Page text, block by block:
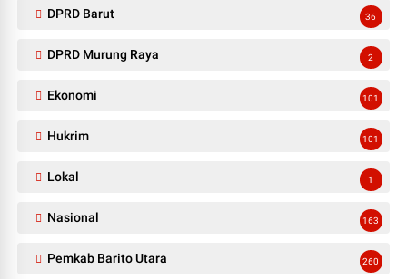
DPRD Barut 36
DPRD Murung Raya 2
Ekonomi 101
Hukrim 101
Lokal 1
Nasional 163
Pemkab Barito Utara 260